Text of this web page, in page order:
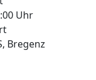
Uhr
Bregenz